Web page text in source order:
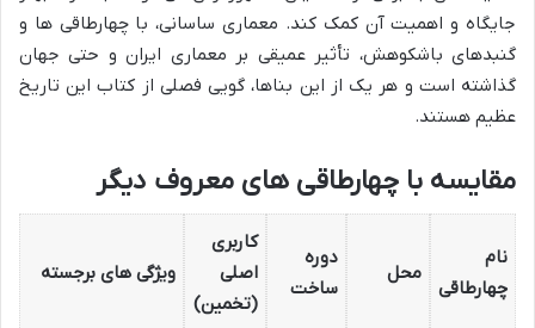
جایگاه و اهمیت آن کمک کند. معماری ساسانی، با چهارطاقی ها و
گنبدهای باشکوهش، تأثیر عمیقی بر معماری ایران و حتی جهان
گذاشته است و هر یک از این بناها، گویی فصلی از کتاب این تاریخ
عظیم هستند.
مقایسه با چهارطاقی های معروف دیگر
نام
چهارطاقی
محل
دوره
ساخت
کاربری
اصلی
(تخمین)
ویژگی های برجسته